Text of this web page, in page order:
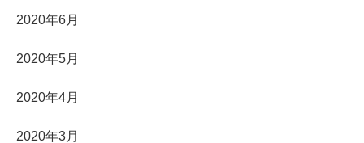
2020年6月
2020年5月
2020年4月
2020年3月